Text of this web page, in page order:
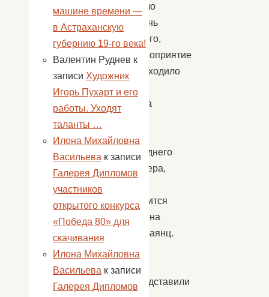
было
очень
много,
мероприятие
проходило
утра
позднего
вечера,
делится
Алёна
Бабаянц.
представили
машине времени —
в Астраханскую
губернию 19-го века!
Валентин Руднев к
записи Художник
Игорь Пухарт и его
работы. Уходят
таланты …
Илона Михайловна
Васильева к записи
Галерея Дипломов
участников
открытого конкурса
«Победа 80» для
скачивания
Илона Михайловна
Васильева к записи
Галерея Дипломов